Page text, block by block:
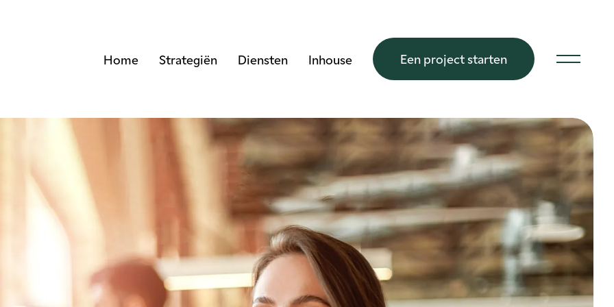
Home Strategiën Diensten Inhouse Een project starten